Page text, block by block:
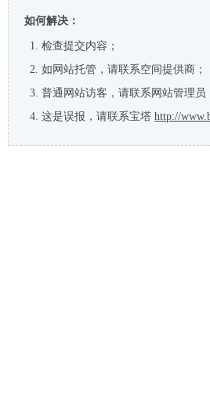
如何解决：
检查提交内容；
如网站托管，请联系空间提供商；
普通网站访客，请联系网站管理员
这是误报，请联系宝塔 http://